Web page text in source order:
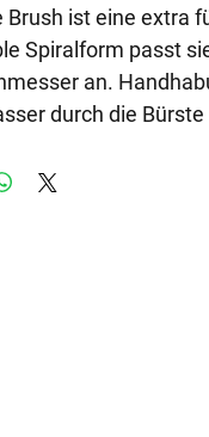
Brush ist eine extra
Spiralform passt
an.
durch die